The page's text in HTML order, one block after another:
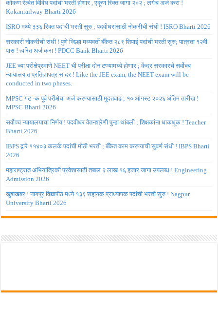
कोकण रेल्वेत विविध पदांची भरती होणार , एकूण रिक्त जागा २०२ ; लगेच अर्ज करा !
Kokanrailway Bharti 2026
ISRO मध्ये ३३६ रिक्त पदांची भरती सुरु ; पदवीधरांसाठी नोकरीची संधी ! ISRO Bharti 2026
सरकारी नोकरीची संधी ! पुणे जिल्हा मध्यवर्ती बँकेत २८९ शिपाई पदांची भरती सुरु; पात्रता १२वी
पास ! त्वरित अर्ज करा ! PDCC Bank Bharti 2026
JEE च्या परीक्षेप्रमाणे NEET ची परीक्षा दोन टप्प्यामध्ये होणार ; केंद्र सरकारचे सर्वोच्च
न्यायालयात प्रतिज्ञापत्र सादर ! Like the JEE exam, the NEET exam will be
conducted in two phases.
MPSC गट -क पूर्व परीक्षेचा अर्ज करण्यासाठी मुदतवाढ ; १० ऑगस्ट २०२६ अंतिम तारीख !
MPSC Bharti 2026
सर्वोच्च न्यायालयाचा निर्णय ! पदवीधर वेतनश्रेणी पुन्हा थांबली ; शिक्षकांना धाकधूक ! Teacher
Bharti 2026
IBPS द्वारे ११४०३ कलर्क पदांची मोठी भरती ; बँकेत काम करण्याची सुवर्ण संधी ! IBPS Bharti
2026
महाराष्ट्रात अभियांत्रिकी प्रवेशासाठी तब्बल २ लाख १६ हजार जागा उपलब्ध ! Engineering
Admission 2026
खुशखबर ! नागपूर विद्यापीठ मध्ये १३९ सहायक प्राध्यापक पदांची भरती सुरु ! Nagpur
University Bharti 2026